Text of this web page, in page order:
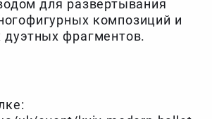
для развертывания
композиций и
дуэтных фрагментов.